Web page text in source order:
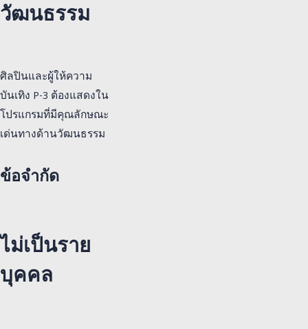
วัฒนธรรม
ศิลปินและผู้ให้ความ
บันเทิง P-3 ต้องแสดงใน
โปรแกรมที่มีคุณลักษณะ
เด่นทางด้านวัฒนธรรม
ข้อจำกัด
ไม่เป็นราย
บุคคล